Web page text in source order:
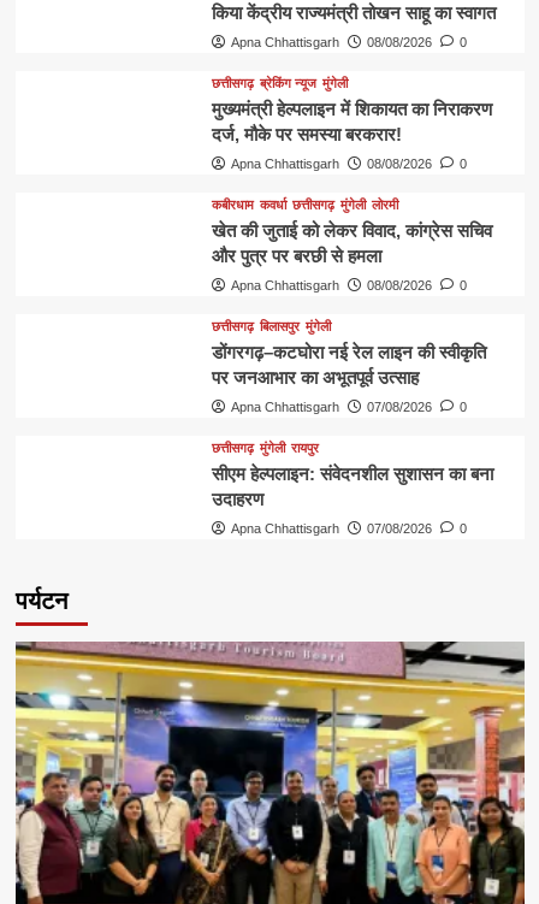
किया केंद्रीय राज्यमंत्री तोखन साहू का स्वागत
Apna Chhattisgarh 08/08/2026 0
छत्तीसगढ़ ब्रेकिंग न्यूज मुंगेली
मुख्यमंत्री हेल्पलाइन में शिकायत का निराकरण
दर्ज, मौके पर समस्या बरकरार!
Apna Chhattisgarh 08/08/2026 0
कबीरधाम कवर्धा छत्तीसगढ़ मुंगेली लोरमी
खेत की जुताई को लेकर विवाद, कांग्रेस सचिव
और पुत्र पर बरछी से हमला
Apna Chhattisgarh 08/08/2026 0
छत्तीसगढ़ बिलासपुर मुंगेली
डोंगरगढ़–कटघोरा नई रेल लाइन की स्वीकृति
पर जनआभार का अभूतपूर्व उत्साह
Apna Chhattisgarh 07/08/2026 0
छत्तीसगढ़ मुंगेली रायपुर
सीएम हेल्पलाइन: संवेदनशील सुशासन का बना
उदाहरण
Apna Chhattisgarh 07/08/2026 0
पर्यटन